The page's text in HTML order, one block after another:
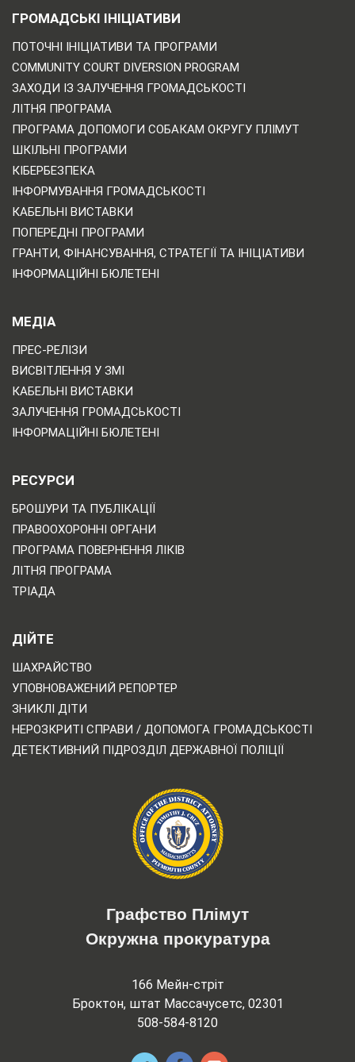
ГРОМАДСЬКІ ІНІЦІАТИВИ
ПОТОЧНІ ІНІЦІАТИВИ ТА ПРОГРАМИ
COMMUNITY COURT DIVERSION PROGRAM
ЗАХОДИ ІЗ ЗАЛУЧЕННЯ ГРОМАДСЬКОСТІ
ЛІТНЯ ПРОГРАМА
ПРОГРАМА ДОПОМОГИ СОБАКАМ ОКРУГУ ПЛІМУТ
ШКІЛЬНІ ПРОГРАМИ
КІБЕРБЕЗПЕКА
ІНФОРМУВАННЯ ГРОМАДСЬКОСТІ
КАБЕЛЬНІ ВИСТАВКИ
ПОПЕРЕДНІ ПРОГРАМИ
ГРАНТИ, ФІНАНСУВАННЯ, СТРАТЕГІЇ ТА ІНІЦІАТИВИ
ІНФОРМАЦІЙНІ БЮЛЕТЕНІ
МЕДІА
ПРЕС-РЕЛІЗИ
ВИСВІТЛЕННЯ У ЗМІ
КАБЕЛЬНІ ВИСТАВКИ
ЗАЛУЧЕННЯ ГРОМАДСЬКОСТІ
ІНФОРМАЦІЙНІ БЮЛЕТЕНІ
РЕСУРСИ
БРОШУРИ ТА ПУБЛІКАЦІЇ
ПРАВООХОРОННІ ОРГАНИ
ПРОГРАМА ПОВЕРНЕННЯ ЛІКІВ
ЛІТНЯ ПРОГРАМА
ТРІАДА
ДІЙТЕ
ШАХРАЙСТВО
УПОВНОВАЖЕНИЙ РЕПОРТЕР
ЗНИКЛІ ДІТИ
НЕРОЗКРИТІ СПРАВИ / ДОПОМОГА ГРОМАДСЬКОСТІ
ДЕТЕКТИВНИЙ ПІДРОЗДІЛ ДЕРЖАВНОЇ ПОЛІЦІЇ
Графство Плімут
Окружна прокуратура
166 Мейн-стріт
Броктон, штат Массачусетс, 02301
508-584-8120